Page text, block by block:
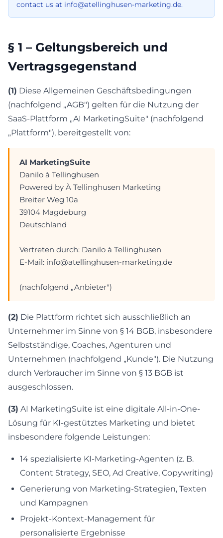
contact us at info@atellinghusen-marketing.de.
§ 1 – Geltungsbereich und
Vertragsgegenstand
(1) Diese Allgemeinen Geschäftsbedingungen
(nachfolgend „AGB") gelten für die Nutzung der
SaaS-Plattform „AI MarketingSuite" (nachfolgend
„Plattform"), bereitgestellt von:
AI MarketingSuite
Danilo à Tellinghusen
Powered by À Tellinghusen Marketing
Breiter Weg 10a
39104 Magdeburg
Deutschland
Vertreten durch: Danilo à Tellinghusen
E-Mail: info@atellinghusen-marketing.de
(nachfolgend „Anbieter")
(2) Die Plattform richtet sich ausschließlich an
Unternehmer im Sinne von § 14 BGB, insbesondere
Selbstständige, Coaches, Agenturen und
Unternehmen (nachfolgend „Kunde"). Die Nutzung
durch Verbraucher im Sinne von § 13 BGB ist
ausgeschlossen.
(3) AI MarketingSuite ist eine digitale All-in-One-
Lösung für KI-gestütztes Marketing und bietet
insbesondere folgende Leistungen:
14 spezialisierte KI-Marketing-Agenten (z. B.
Content Strategy, SEO, Ad Creative, Copywriting)
Generierung von Marketing-Strategien, Texten
und Kampagnen
Projekt-Kontext-Management für
personalisierte Ergebnisse